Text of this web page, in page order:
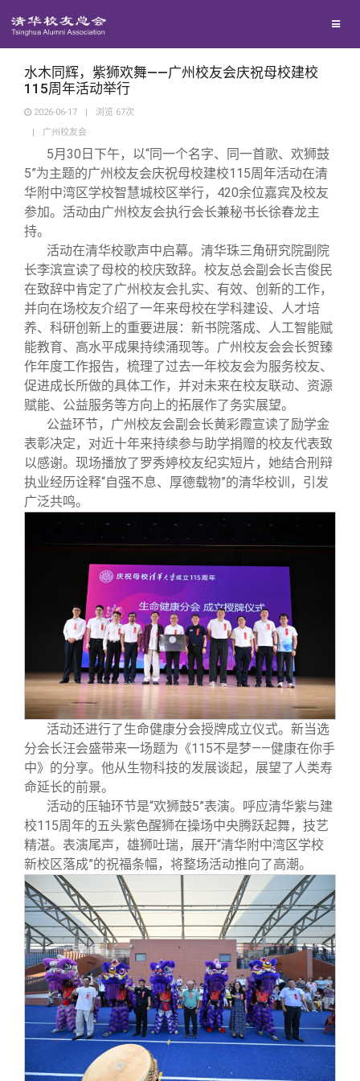
地区联络
年级联络
院系校友工作
专业委员会
兴趣群体
西南联大校友会
回馈母校
捐赠项目
捐赠新闻
捐赠纪事
捐赠方法
义工计划
媒体平台
《清华校友通讯》
《水木清华》
我要订阅
新媒体平台
百年清华
清华人物
清华故事
青春风采
校友文苑
校友讲坛
校友视界
校友服务
终身学习
信息化服务
三创大赛
实用信息
校友总会
总会简介
会长致辞
总会章程
理事会名单
制度法规
关闭
水木同辉，紫狮欢舞——广州校友会庆祝母校建校
115周年活动举行
2026-06-17 | 浏览 67次
|
广州校友会
5月30日下午，以“同一个名字、同一首歌、欢狮鼓
5”为主题的广州校友会庆祝母校建校115周年活动在清
华附中湾区学校智慧城校区举行，420余位嘉宾及校友
参加。活动由广州校友会执行会长兼秘书长徐春龙主
持。
活动在清华校歌声中启幕。清华珠三角研究院副院
长李滨宣读了母校的校庆致辞。 校友总会副会长吉俊民
在致辞中肯定了广州校友会扎实、有效、创新的工作，
并向在场校友介绍了一年来母校在学科建设、人才培
养、科研创新上的重要进展：新书院落成、人工智能赋
能教育、高水平成果持续涌现等。 广州校友会会长贺臻
作年度工作报告，梳理了过去一年校友会为服务校友、
促进成长所做的具体工作，并对未来在校友联动、资源
赋能、公益服务等方向上的拓展作了务实展望。
公益环节，广州校友会副会长黄彩霞宣读了励学金
表彰决定，对近十年来持续参与助学捐赠的校友代表致
以感谢。现场播放了罗秀婷校友纪实短片，她结合刑辩
执业经历诠释“自强不息、厚德载物”的清华校训，引发
广泛共鸣。
活动还进行了生命健康分会授牌成立仪式。新当选
分会长汪会盛带来一场题为《115不是梦——健康在你手
中》的分享。他从生物科技的发展谈起，展望了人类寿
命延长的前景。
活动的压轴环节是“欢狮鼓5”表演。呼应清华紫与建
校115周年的五头紫色醒狮在操场中央腾跃起舞，技艺
精湛。表演尾声，雄狮吐瑞，展开“清华附中湾区学校
新校区落成”的祝福条幅，将整场活动推向了高潮。